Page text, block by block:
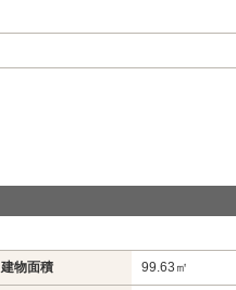
建物面積 99.63㎡